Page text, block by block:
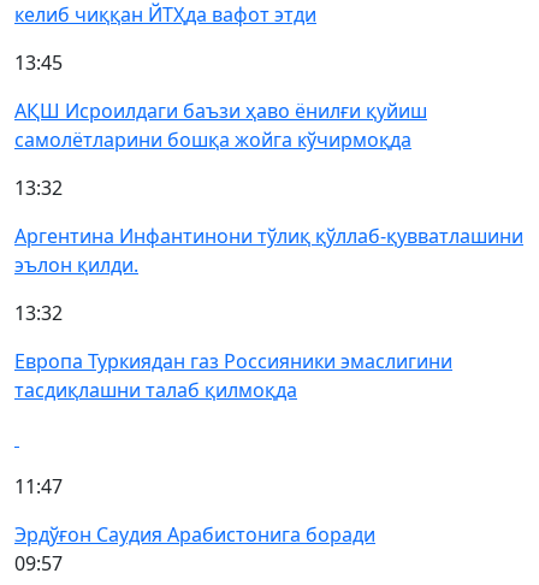
келиб чиққан ЙТҲда вафот этди
13:45
АҚШ Исроилдаги баъзи ҳаво ёнилғи қуйиш
самолётларини бошқа жойга кўчирмоқда
13:32
Аргентина Инфантинони тўлиқ қўллаб-қувватлашини
эълон қилди.
13:32
Европа Туркиядан газ Россияники эмаслигини
тасдиқлашни талаб қилмоқда
11:47
Эрдўғон Саудия Арабистонига боради
09:57